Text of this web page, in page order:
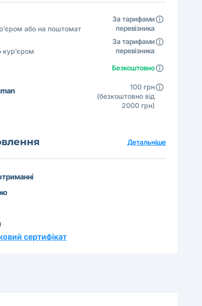
або на поштомат
За тарифами
перевізника
кур’єром
За тарифами
перевізника
Безкоштовно
100 грн
(безкоштовно від
2000 грн)
Детальніше
сертифікат